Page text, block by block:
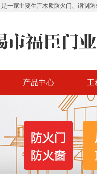
一家主要生产木质防火门、钢制
产品中心 工